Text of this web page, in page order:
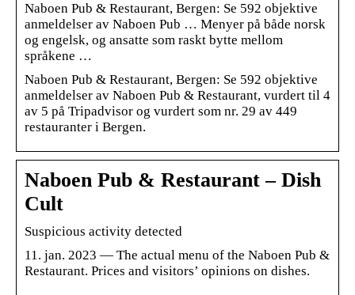
Naboen Pub & Restaurant, Bergen: Se 592 objektive
anmeldelser av Naboen Pub … Menyer på både norsk
og engelsk, og ansatte som raskt bytte mellom
språkene …
Naboen Pub & Restaurant, Bergen: Se 592 objektive
anmeldelser av Naboen Pub & Restaurant, vurdert til 4
av 5 på Tripadvisor og vurdert som nr. 29 av 449
restauranter i Bergen.
Naboen Pub & Restaurant – Dish
Cult
Suspicious activity detected
11. jan. 2023 — The actual menu of the Naboen Pub &
Restaurant. Prices and visitors’ opinions on dishes.